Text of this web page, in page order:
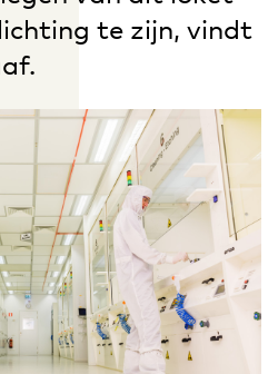
te zijn, vindt